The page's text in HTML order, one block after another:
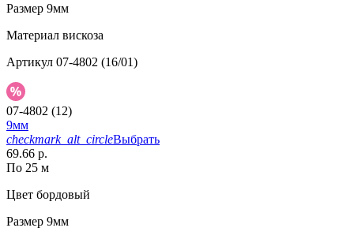
Размер 9мм
Материал вискоза
Артикул 07-4802 (16/01)
07-4802 (12)
9мм
checkmark_alt_circleВыбрать
69.66 р.
По 25 м
Цвет бордовый
Размер 9мм